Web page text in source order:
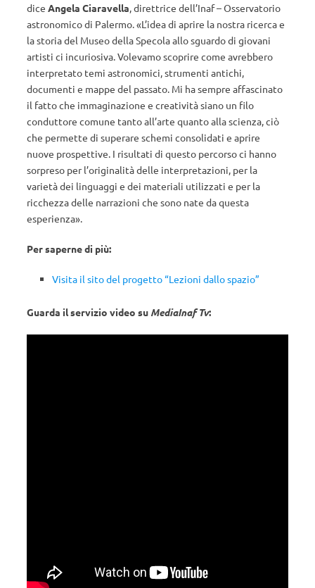
dice Angela Ciaravella , direttrice dell’Inaf – Osservatorio
astronomico di Palermo. «L’idea di aprire la nostra ricerca e
la storia del Museo della Specola allo sguardo di giovani
artisti ci incuriosiva. Volevamo scoprire come avrebbero
interpretato temi astronomici, strumenti antichi,
documenti e mappe del passato. Mi ha sempre affascinato
il fatto che immaginazione e creatività siano un filo
conduttore comune tanto all’arte quanto alla scienza, ciò
che permette di superare schemi consolidati e aprire
nuove prospettive. I risultati di questo percorso ci hanno
sorpreso per l’originalità delle interpretazioni, per la
varietà dei linguaggi e dei materiali utilizzati e per la
ricchezza delle narrazioni che sono nate da questa
esperienza».
Per saperne di più:
Visita il sito del progetto “Lezioni dallo spazio”
Guarda il servizio video su MediaInaf Tv: